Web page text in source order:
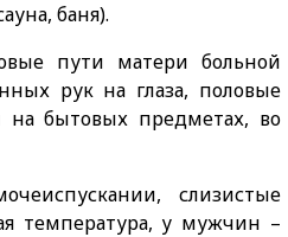
баня).
пути матери больной
рук на глаза, половые
на бытовых предметах, во
слизистые
температура, у мужчин –